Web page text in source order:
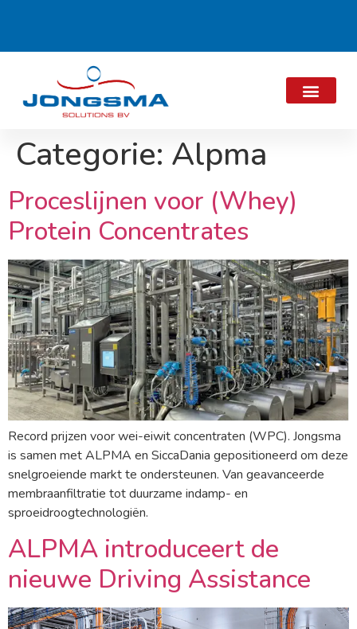
Categorie: Alpma
Proceslijnen voor (Whey)
Protein Concentrates
Record prijzen voor wei-eiwit concentraten (WPC). Jongsma
is samen met ALPMA en SiccaDania gepositioneerd om deze
snelgroeiende markt te ondersteunen. Van geavanceerde
membraanfiltratie tot duurzame indamp- en
sproeidroogtechnologiën.
ALPMA introduceert de
nieuwe Driving Assistance